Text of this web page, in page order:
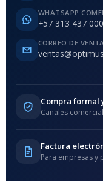
WHATSAPP
+57 313 437
CORREO DE
Compra formal
Canales
Factura
Para empresas y